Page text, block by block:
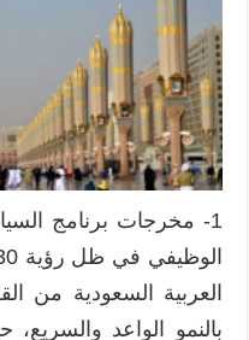
لبرنامج
السياحة
والآثار
التاريخية
في
التعليم
العالي
للوظائف
المستجدة
في
ضوء
1- مخرجات برنامج
العربية السعودية من
بالنمو الواعد